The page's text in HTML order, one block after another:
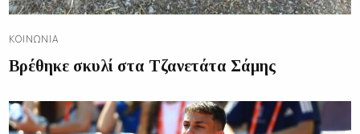
ΚΟΙΝΩΝΊΑ
Βρέθηκε σκυλί στα Τζανετάτα Σάμης